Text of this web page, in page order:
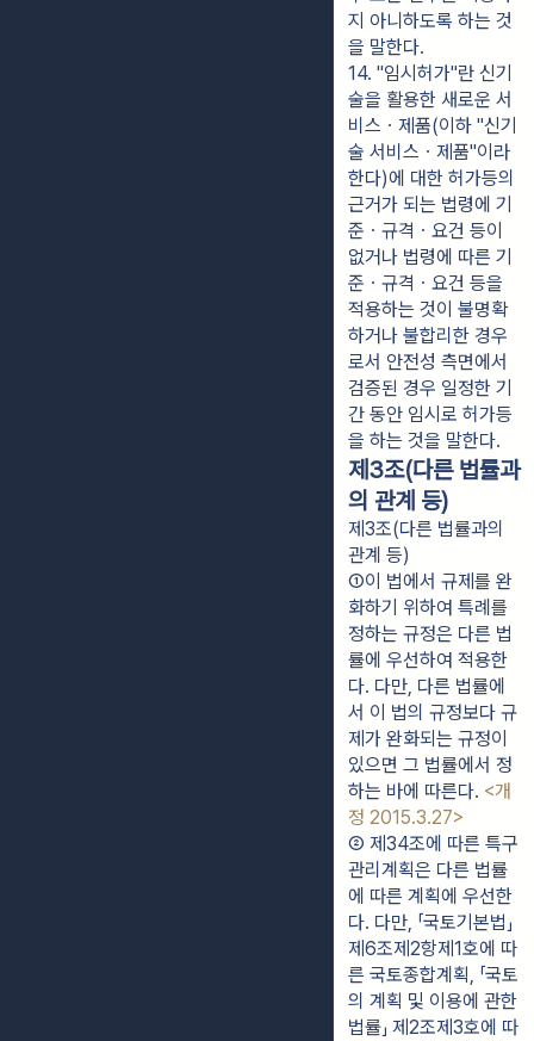
지 아니하도록 하는 것
을 말한다.
14. "임시허가"란 신기
술을 활용한 새로운 서
비스ㆍ제품(이하 "신기
술 서비스ㆍ제품"이라
한다)에 대한 허가등의
근거가 되는 법령에 기
준ㆍ규격ㆍ요건 등이
없거나 법령에 따른 기
준ㆍ규격ㆍ요건 등을
적용하는 것이 불명확
하거나 불합리한 경우
로서 안전성 측면에서
검증된 경우 일정한 기
간 동안 임시로 허가등
을 하는 것을 말한다.
제3조(다른 법률과
의 관계 등)
제3조(다른 법률과의
관계 등)
①이 법에서 규제를 완
화하기 위하여 특례를
정하는 규정은 다른 법
률에 우선하여 적용한
다. 다만, 다른 법률에
서 이 법의 규정보다 규
제가 완화되는 규정이
있으면 그 법률에서 정
하는 바에 따른다. <개
정 2015.3.27>
② 제34조에 따른 특구
관리계획은 다른 법률
에 따른 계획에 우선한
다. 다만, 「국토기본법」
제6조제2항제1호에 따
른 국토종합계획, 「국토
의 계획 및 이용에 관한
법률」 제2조제3호에 따